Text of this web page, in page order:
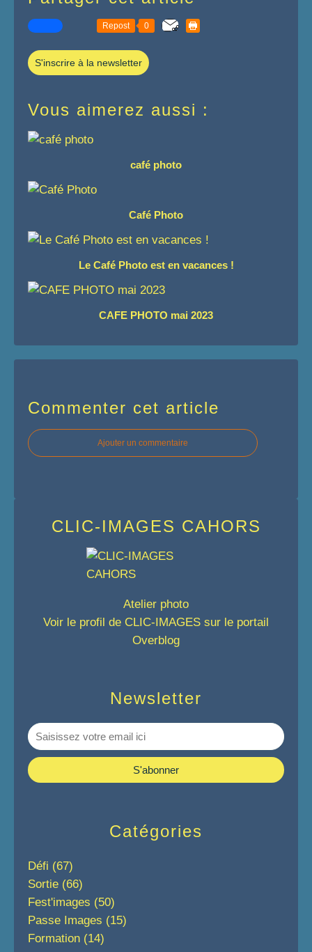
Repost 0
S'inscrire à la newsletter
Vous aimerez aussi :
café photo
Café Photo
Le Café Photo est en vacances !
CAFE PHOTO mai 2023
Commenter cet article
Ajouter un commentaire
Newsletter
Catégories
Défi (67)
Sortie (66)
Fest'images (50)
Passe Images (15)
Formation (14)
CLIC-IMAGES CAHORS
Atelier photo
Voir le profil de CLIC-IMAGES sur le portail
Overblog